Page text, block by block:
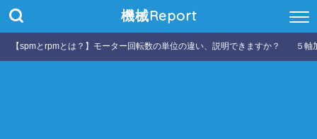
機械Report
【spmとrpmとは？】モーター回転数の単位の違い、説明できますか？ ５軸